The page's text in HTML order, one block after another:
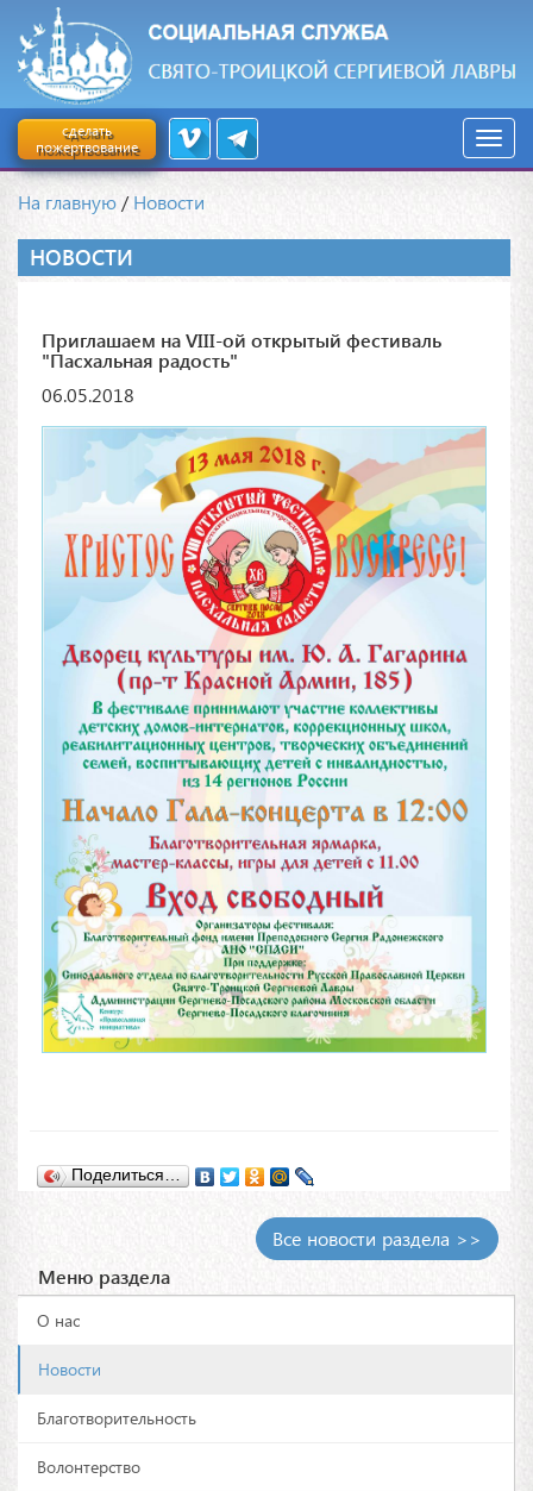
сделать
пожертвование
На главную /Новости
НОВОСТИ
Приглашаем на VIII-ой открытый фестиваль
"Пасхальная радость"
06.05.2018
Поделиться…
Все новости раздела >>
Меню раздела
О нас
Новости
Благотворительность
Волонтерство